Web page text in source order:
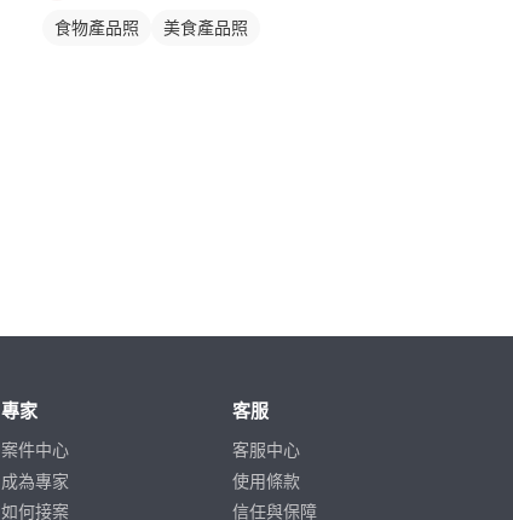
食物產品照 美食產品照
專家
案件中心
成為專家
如何接案
客服
客服中心
使用條款
信任與保障